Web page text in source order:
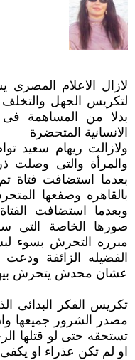
لازال الاعلام
لتكريس الجهل
بدلا من المساهمة فى
الانسانية المتحضرة
ولازالت ريهام سعيد
والمرأة والتى وصلت
بعدما استضافت فتاة
بالقاهره وصفعها
وبعدما استضافت
صورها الخاصة التى
مبرره التحرش بسوء
الفضيله الزائفة
عشان محدش يتحرش
تكريس الفكر البدائى
مصدر الشرور جميعها
تستحقه حتى لو قتلها
او لم تكن عذراء او